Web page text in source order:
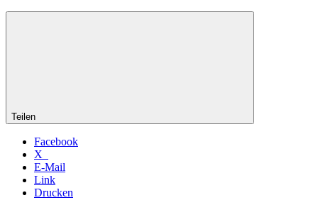
Teilen
Facebook
X
E-Mail
Link
Drucken